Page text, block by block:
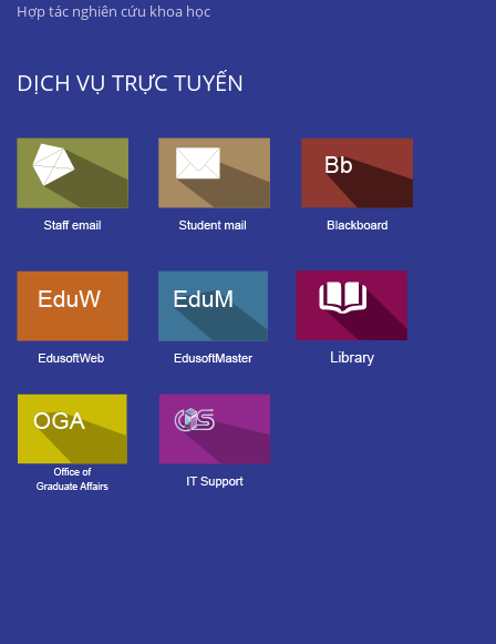
Hợp tác nghiên cứu khoa học
DỊCH VỤ TRỰC TUYẾN